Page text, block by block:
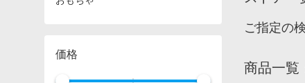
価格
ご指定の
商品一覧